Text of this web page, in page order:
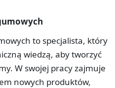
to specjalista, który
wiedzą, aby tworzyć
W swojej pracy zajmuje
nowych produktów,